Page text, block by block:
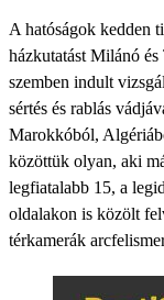
A hatóságok kedden
házkutatást Milánó
szemben indult
sértés és rablás
Marokkóból,
közöttük olyan, aki
legfiatalabb 15, a
oldalakon is közölt
térkamerák